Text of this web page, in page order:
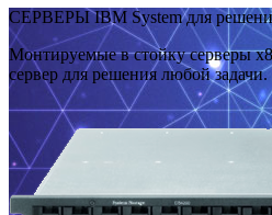
СЕРВЕРЫ IBM System для
Монтируемые в стойку серверы
сервер для решения любой задачи.